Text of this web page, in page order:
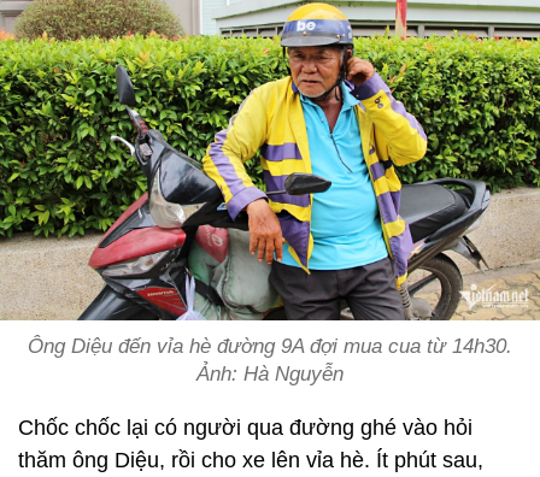
Ông Diệu đến vỉa hè đường 9A đợi mua cua từ 14h30.
Ảnh: Hà Nguyễn
Chốc chốc lại có người qua đường ghé vào hỏi
thăm ông Diệu, rồi cho xe lên vỉa hè. Ít phút sau,